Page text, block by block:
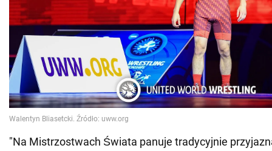
"Na Mistrzostwach Świata panuje tradycyjnie